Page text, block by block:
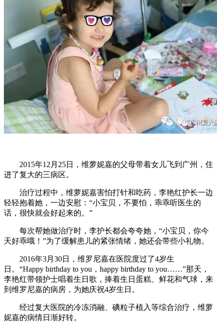
2015年12月25日，维萝妮嘉的父母带着女儿飞到广州，住
进了复大的三病区。
治疗过程中，维萝妮嘉害怕打针和吃药，李艳红护长一边
轻轻抱着她，一边安慰：“小宝贝，不要怕，乖乖听医生的
话，很快就会好起来的。”
每次帮她做治疗时，李护长都会夸夸她，“小宝贝，你今
天好乖哦！”为了缓解患儿的紧张情绪，她还会带些小礼物。
2016年3月30日，维罗尼嘉在医院度过了4岁生
日。“Happy birthday to you，happy birthday to you……”那天，
李艳红带领护士唱着生日歌，捧着生日蛋糕、鲜花和气球，来
到维罗尼嘉的病房，为她庆祝4岁生日。
经过复大医院的冷冻消融、碘粒子植入等综合治疗，维萝
妮嘉的病情日渐好转。